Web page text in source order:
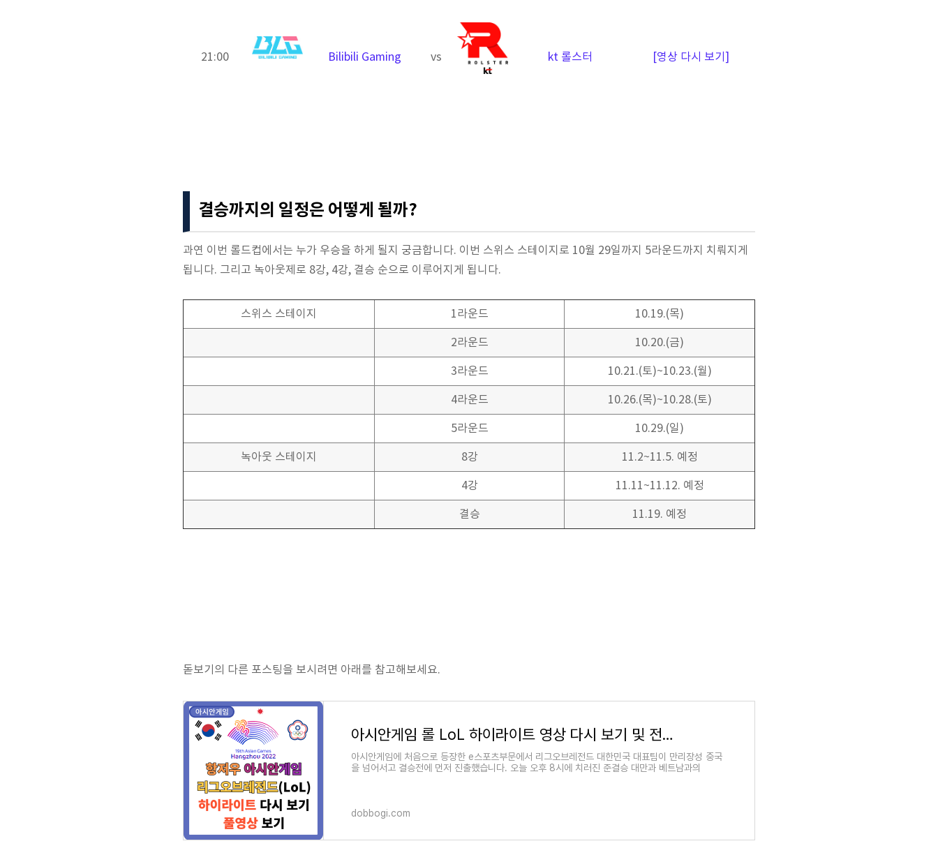
21:00 Bilibili Gaming vs kt 롤스터 [영상 다시 보기]
결승까지의 일정은 어떻게 될까?
과연 이번 롤드컵에서는 누가 우승을 하게 될지 궁금합니다. 이번 스위스 스테이지로 10월 29일까지 5라운드까지 치뤄지게
됩니다. 그리고 녹아웃제로 8강, 4강, 결승 순으로 이루어지게 됩니다.
스위스 스테이지 1라운드 10.19.(목)
2라운드 10.20.(금)
3라운드 10.21.(토)~10.23.(월)
4라운드 10.26.(목)~10.28.(토)
5라운드 10.29.(일)
녹아웃 스테이지 8강 11.2~11.5. 예정
4강 11.11~11.12. 예정
결승 11.19. 예정
돋보기의 다른 포스팅을 보시려면 아래를 참고해보세요.
아시안게임 롤 LoL 하이라이트 영상 다시 보기 및 전체 영상(풀영상) 시청 하기
아시안게임에 처음으로 등장한 e스포츠부문에서 리그오브레전드 대한민국 대표팀이 만리장성 중국
을 넘어서고 결승전에 먼저 진출했습니다. 오늘 오후 8시에 치러진 준결승 대만과 베트남과의
dobbogi.com